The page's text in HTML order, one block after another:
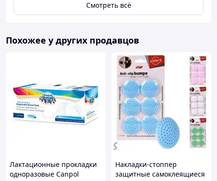
Смотреть всё
Похожее у других продавцов
Лактационные прокладки
одноразовые Canpol
Накладки-стоппер
защитные самоклеящиеся